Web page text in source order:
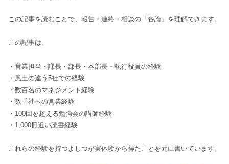
この記事を読むことで、報告・連絡・相談の「各論」を理解できます。
この記事は、
・営業担当・課長・部長・本部長・執行役員の経験
・風土の違う5社での経験
・数百名のマネジメント経験
・数千社への営業経験
・100回を超える勉強会の講師経験
・1,000冊近い読書経験
これらの経験を持つよしつが実体験から得たことを元に書いています。